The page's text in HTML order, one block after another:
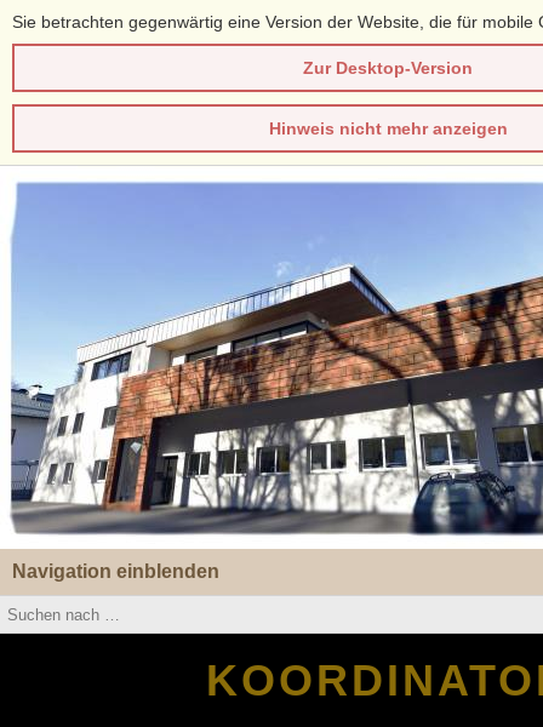
Sie betrachten gegenwärtig eine Version der Website, die für mobile
Zur Desktop-Version
Hinweis nicht mehr anzeigen
Navigation einblenden